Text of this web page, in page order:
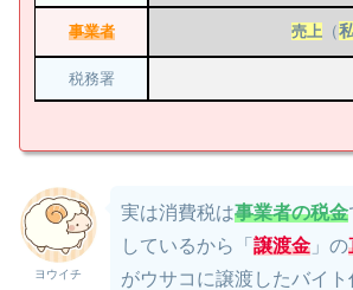
事業者 売上 （
税務署
ヨウイチ
実は消費税は事業者の税金
しているから「 譲渡金」の
がウサコに譲渡したバイ